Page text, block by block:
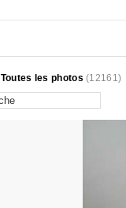
Toutes les photos (12161)